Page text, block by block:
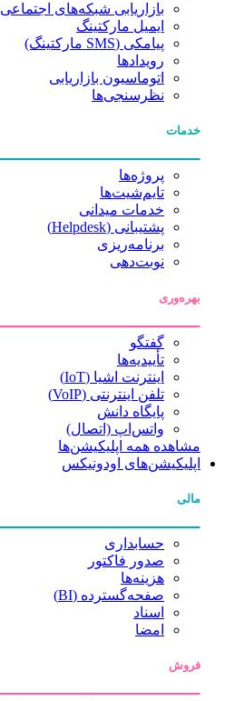
بازاریابی شبکه‌های اجتماعی
ایمیل مارکتینگ
پیامکی (SMS مارکتینگ)
رویدادها
اتوماسیون بازاریابی
نظرسنجی‌ها
خدمات
پروژه‌ها
تایم‌شیت‌ها
خدمات میدانی
پشتیبانی (Helpdesk)
برنامه‌ریزی
نوبت‌دهی
بهره‌وری
گفتگو
تأییدیه‌ها
اینترنت اشیا (IoT)
تلفن اینترنتی (VoIP)
پایگاه دانش
واتس‌اپ (اتصال)
مشاهده همه اپلیکیشن‌ها
اپلیکیشن‌های اودونیکس
مالی
حسابداری
صدور فاکتور
هزینه‌ها
صفحه‌گسترده (BI)
اسناد
امضا
فروش